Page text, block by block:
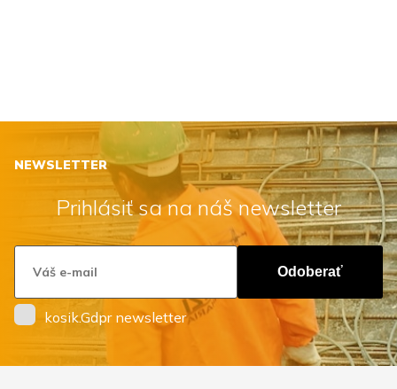
NEWSLETTER
Prihlásiť sa na náš newsletter
Odoberať
kosik.Gdpr newsletter